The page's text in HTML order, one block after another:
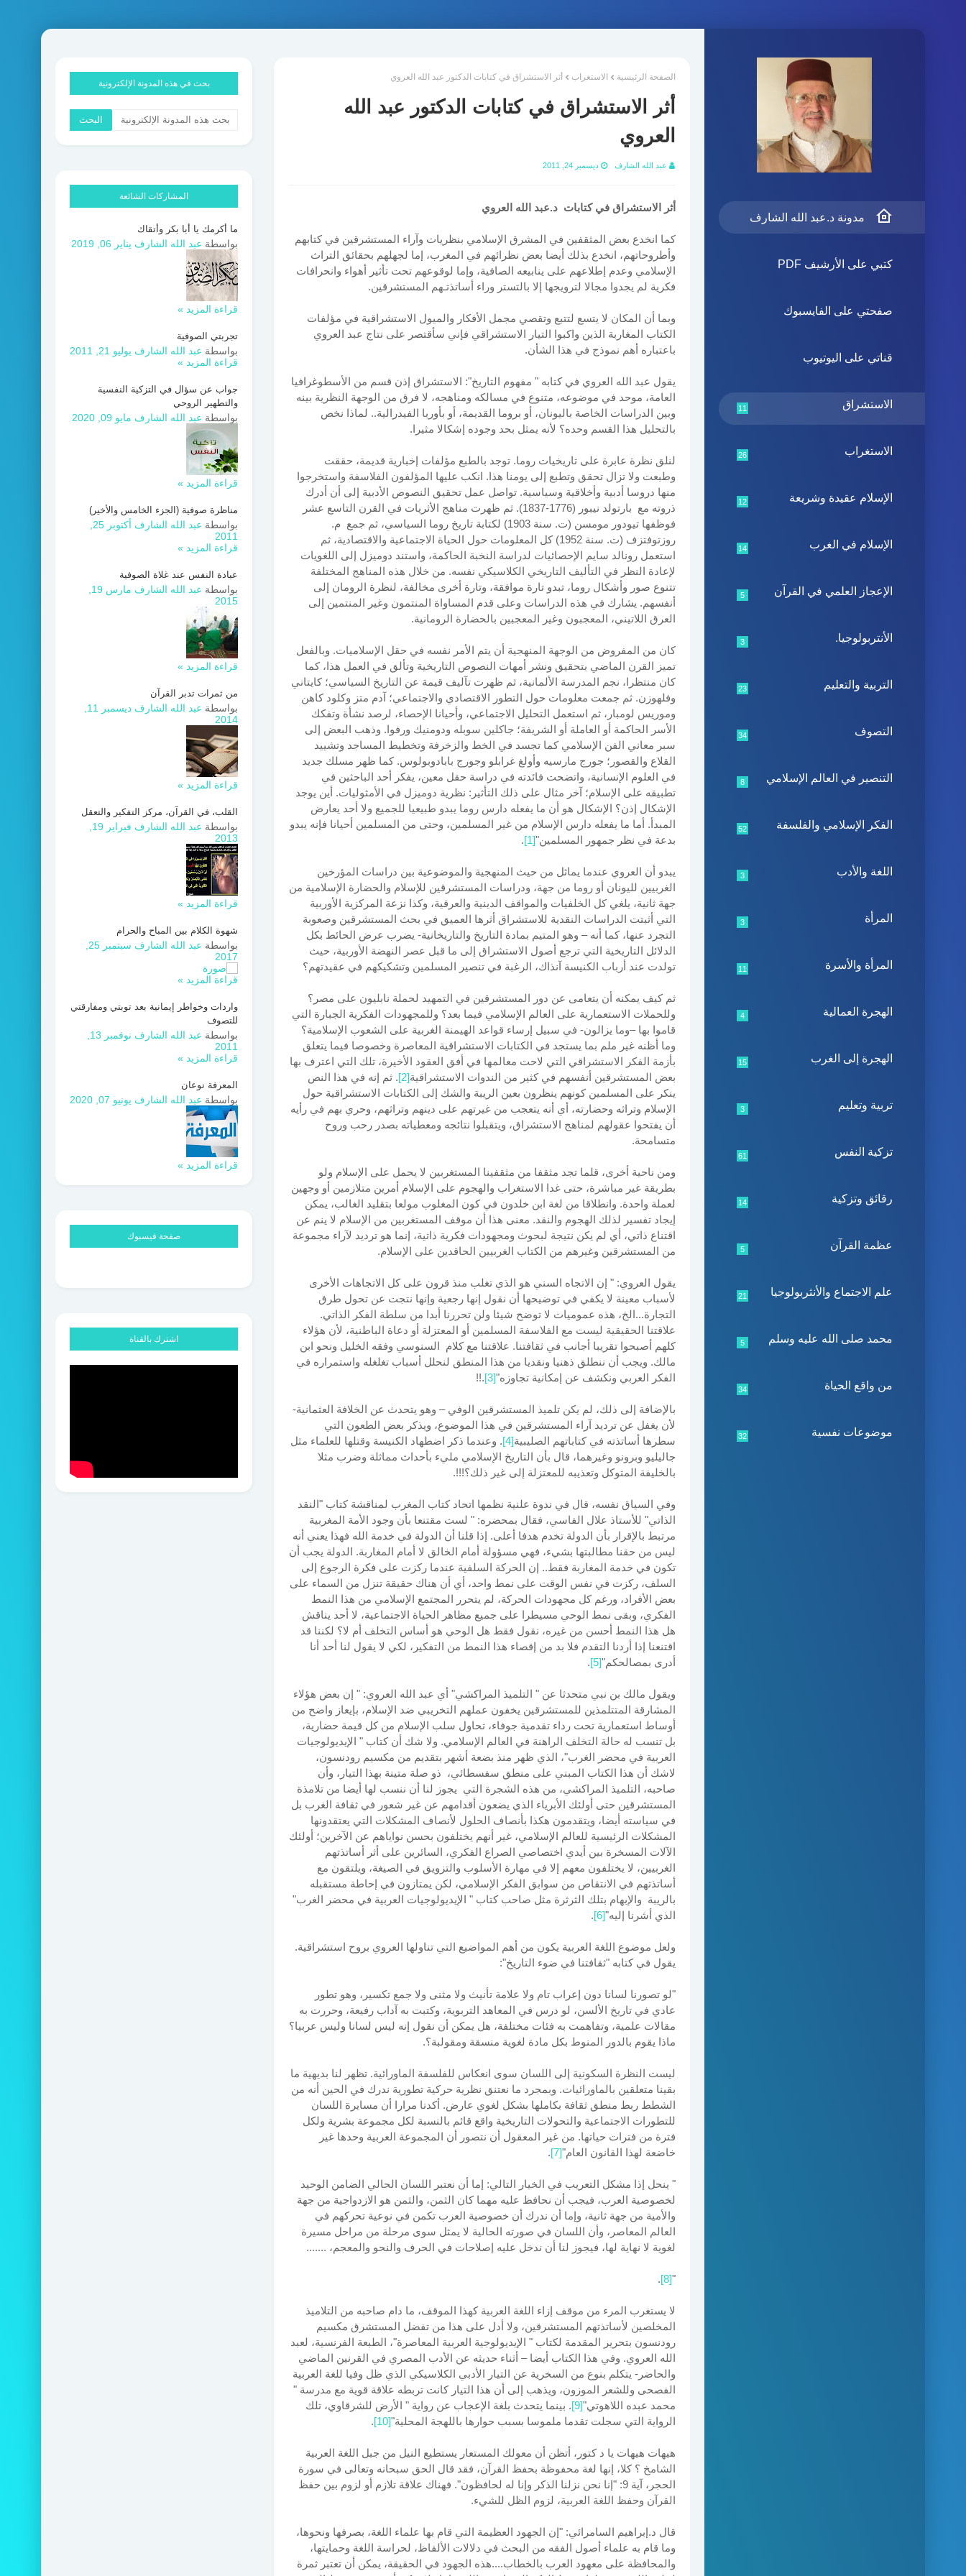
مدونة د.عبد الله الشارف
كتبي على الأرشيف PDF
صفحتي على الفايسبوك
قناتي على اليوتيوب
الاستشراق 11
الاستغراب 26
الإسلام عقيدة وشريعة 12
الإسلام في الغرب 14
الإعجاز العلمي في القرآن 5
الأنتربولوجيا. 3
التربية والتعليم 23
التصوف 34
التنصير في العالم الإسلامي 8
الفكر الإسلامي والفلسفة 52
اللغة والأدب 3
المرأة 3
المرأة والأسرة 11
الهجرة العمالية 4
الهجرة إلى الغرب 15
تربية وتعليم 3
تزكية النفس 61
رقائق وتزكية 14
عظمة القرآن 5
علم الاجتماع والأنثربولوجيا 21
محمد صلى الله عليه وسلم 5
من واقع الحياة 34
موضوعات نفسية 32
الصفحة الرئيسية الاستغراب أثر الاستشراق في كتابات الدكتور عبد الله العروي
أثر الاستشراق في كتابات الدكتور عبد الله
العروي
عبد الله الشارف ديسمبر 24, 2011
أثر الاستشراق في كتابات د.عبد الله العروي
كما انخدع بعض المثقفين في المشرق الإسلامي بنظريات وآراء المستشرقين في كتابهم
وأطروحاتهم، انخدع بذلك أيضا بعض نظرائهم في المغرب، إما لجهلهم بحقائق التراث
الإسلامي وعدم إطلاعهم على ينابيعه الصافية، وإما لوقوعهم تحت تأثير أهواء وانحرافات
فكرية لم يجدوا مجالا لترويجها إلا بالتستر وراء أساتذتـهم المستشرقين.
وبما أن المكان لا يتسع لتتبع وتقصي مجمل الأفكار والميول الاستشراقية في مؤلفات
الكتاب المغاربة الذين واكبوا التيار الاستشراقي فإني سأقتصر على نتاج عبد العروي
باعتباره أهم نموذج في هذا الشأن.
يقول عبد الله العروي في كتابه " مفهوم التاريخ": الاستشراق إذن قسم من الأسطوغرافيا
العامة، موحد في موضوعه، متنوع في مسالكه ومناهجه، لا فرق من الوجهة النظرية بينه
وبين الدراسات الخاصة باليونان، أو بروما القديمة، أو بأوربا الفيدرالية.. لماذا نخص
بالتحليل هذا القسم وحده؟ لأنه يمثل بحد وجوده إشكالا مثيرا.
لنلق نظرة عابرة على تاريخيات روما. توجد بالطبع مؤلفات إخبارية قديمة، حققت
وطبعت ولا تزال تحقق وتطبع إلى يومنا هذا. انكب عليها المؤلفون الفلاسفة واستخرجوا
منها دروسا أدبية وأخلاقية وسياسية. تواصل عمل تحقيق النصوص الأدبية إلى أن أدرك
ذروته مع بارتولد نيبور (1776-1837). ثم ظهرت مناهج الأثريات في القرن التاسع عشر
فوظفها تيودور مومسن (ت. سنة 1903) لكتابة تاريخ روما السياسي، ثم جمع م.
روزتوفتزف (ت. سنة 1952) كل المعلومات حول الحياة الاجتماعية والاقتصادية، ثم
استعمل رونالد سايم الإحصائيات لدراسة النخبة الحاكمة، واستند دوميزل إلى اللغويات
لإعادة النظر في التأليف التاريخي الكلاسيكي نفسه. من خلال هذه المناهج المختلفة
تتنوع صور وأشكال روما، تبدو تارة موافقة، وتارة أخرى مخالفة، لنظرة الرومان إلى
أنفسهم. يشارك في هذه الدراسات وعلى قدم المساواة المنتمون وغير المنتمين إلى
العرق اللاتيني، المعجبون وغير المعجبين بالحضارة الرومانية.
كان من المفروض من الوجهة المنهجية أن يتم الأمر نفسه في حقل الإسلاميات. وبالفعل
تميز القرن الماضي بتحقيق ونشر أمهات النصوص التاريخية وتألق في العمل هذا، كما
كان منتظرا، نجم المدرسة الألمانية، ثم ظهرت تآليف قيمة عن التاريخ السياسي؛ كايتاني
وفلهوزن. ثم جمعت معلومات حول التطور الاقتصادي والاجتماعي؛ آدم متز وكلود كاهن
وموريس لومبار، ثم استعمل التحليل الاجتماعي، وأحيانا الإحصاء، لرصد نشأة وتفكك
الأسر الحاكمة أو العاملة أو الشريفة؛ جاكلين سوبله ودومنيك ورفوا. وذهب البعض إلى
سبر معاني الفن الإسلامي كما تجسد في الخط والزخرفة وتخطيط المساجد وتشييد
القلاع والقصور؛ جورج مارسيه وأولغ غرابلو وجورج بابادوبولوس. كما ظهر مسلك جديد
في العلوم الإنسانية، واتضحت فائدته في دراسة حقل معين، يفكر أحد الباحثين في
تطبيقه على الإسلام؛ آخر مثال على ذلك التأثير: نظرية دوميزل في الأمثوليات. أين يوجد
الإشكال إذن؟ الإشكال هو أن ما يفعله دارس روما يبدو طبيعيا للجميع ولا أحد يعارض
المبدأ. أما ما يفعله دارس الإسلام من غير المسلمين، وحتى من المسلمين أحيانا فإنه يبدو
بدعة في نظر جمهور المسلمين"[1]
.
يبدو أن العروي عندما يماثل من حيث المنهجية والموضوعية بين دراسات المؤرخين
الغربيين لليونان أو روما من جهة، ودراسات المستشرقين للإسلام والحضارة الإسلامية من
جهة ثانية، يلغي كل الخلفيات والمواقف الدينية والعرقية، وكذا نزعة المركزية الأوربية
التي أثبتت الدراسات النقدية للاستشراق أثرها العميق في بحث المستشرقين وصعوبة
التجرد عنها، كما أنه – وهو المتيم بمادة التاريخ والتاريخانية- يضرب عرض الحائط بكل
الدلائل التاريخية التي ترجع أصول الاستشراق إلى ما قبل عصر النهضة الأوربية، حيث
تولدت عند أرباب الكنيسة آنذاك، الرغبة في تنصير المسلمين وتشكيكهم في عقيدتهم؟
ثم كيف يمكنه أن يتعامى عن دور المستشرقين في التمهيد لحملة نابليون على مصر؟
وللحملات الاستعمارية على العالم الإسلامي فيما بعد؟ وللمجهودات الفكرية الجبارة التي
قاموا بها –وما يزالون- في سبيل إرساء قواعد الهيمنة الغربية على الشعوب الإسلامية؟
وما أظنه غير ملم بما يستجد في الكتابات الاستشراقية المعاصرة وخصوصا فيما يتعلق
بأزمة الفكر الاستشراقي التي لاحت معالمها في أفق العقود الأخيرة، تلك التي اعترف بها
بعض المستشرقين أنفسهم في كثير من الندوات الاستشراقية[2]
. ثم إنه في هذا النص
ينكر على المسلمين كونهم ينظرون بعين الريبة والشك إلى الكتابات الاستشراقية حول
الإسلام وتراثه وحضارته، أي أنه يتعجب من غيرتهم على دينهم وتراثهم، وحري بهم في رأيه
أن يفتحوا عقولهم لمناهج الاستشراق، ويتقبلوا نتائجه ومعطياته بصدر رحب وروح
متسامحة.
ومن ناحية أخرى، قلما تجد مثقفا من مثقفينا المستغربين لا يحمل على الإسلام ولو
بطريقة غير مباشرة، حتى غدا الاستغراب والهجوم على الإسلام أمرين متلازمين أو وجهين
لعملة واحدة. وانطلاقا من لغة ابن خلدون في كون المغلوب مولعا بتقليد الغالب، يمكن
إيجاد تفسير لذلك الهجوم والنقد. معنى هذا أن موقف المستغربين من الإسلام لا ينم عن
اقتناع ذاتي، أي لم يكن نتيجة لبحوث ومجهودات فكرية ذاتية، إنما هو ترديد لآراء مجموعة
من المستشرقين وغيرهم من الكتاب الغربيين الحاقدين على الإسلام.
يقول العروي: " إن الاتجاه السني هو الذي تغلب منذ قرون على كل الاتجاهات الأخرى
لأسباب معينة لا يكفي في توضيحها أن نقول إنها رجعية وإنها نتجت عن تحول طرق
التجارة...الخ، هذه عموميات لا توضح شيئا ولن تحررنا أبدا من سلطة الفكر الذاتي.
علاقتنا الحقيقية ليست مع الفلاسفة المسلمين أو المعتزلة أو دعاة الباطنية، لأن هؤلاء
كلهم أصبحوا تقريبا أجانب في ثقافتنا. علاقتنا مع كلام السنوسي وفقه الخليل ونحو ابن
مالك. ويجب أن ننطلق ذهنيا ونقديا من هذا المنطق لنحلل أسباب تغلغله واستمراره في
الفكر العربي ونكشف عن إمكانية تجاوزه"[3]
.!!
بالإضافة إلى ذلك، لم يكن تلميذ المستشرقين الوفي – وهو يتحدث عن الخلافة العثمانية-
لأن يغفل عن ترديد آراء المستشرقين في هذا الموضوع، ويذكر بعض الطعون التي
سطرها أساتذته في كتاباتهم الصليبية[4]
. وعندما ذكر اضطهاد الكنيسة وقتلها للعلماء مثل
جاليليو وبرونو وغيرهما، قال بأن التاريخ الإسلامي مليء بأحداث مماثلة وضرب مثلا
بالخليفة المتوكل وتعذيبه للمعتزلة إلى غير ذلك؟!!!.
وفي السياق نفسه، قال في ندوة علنية نظمها اتحاد كتاب المغرب لمناقشة كتاب "النقد
الذاتي" للأستاذ علال الفاسي، فقال بمحضره: " لست مقتنعا بأن وجود الأمة المغربية
مرتبط بالإقرار بأن الدولة تخدم هدفا أعلى. إذا قلنا أن الدولة في خدمة الله فهذا يعني أنه
ليس من حقنا مطالبتها بشيء، فهي مسؤولة أمام الخالق لا أمام المغاربة. الدولة يجب أن
تكون في خدمة المغاربة فقط.. إن الحركة السلفية عندما ركزت على فكرة الرجوع إلى
السلف، ركزت في نفس الوقت على نمط واحد، أي أن هناك حقيقة تنزل من السماء على
بعض الأفراد، ورغم كل مجهودات الحركة، لم يتحرر المجتمع الإسلامي من هذا النمط
الفكري، وبقى نمط الوحي مسيطرا على جميع مظاهر الحياة الاجتماعية، لا أحد يناقش
هل هذا النمط أحسن من غيره، نقول فقط هل الوحي هو أساس التخلف أم لا؟ لكننا قد
اقتنعنا إذا أردنا التقدم فلا بد من إقصاء هذا النمط من التفكير، لكي لا يقول لنا أحد أنا
أدرى بمصالحكم"[5]
.
ويقول مالك بن نبي متحدثا عن " التلميذ المراكشي" أي عبد الله العروي: " إن بعض هؤلاء
المشارقة المتتلمذين للمستشرقين يخفون عملهم التخريبي ضد الإسلام، بإيعاز واضح من
أوساط استعمارية تحت رداء تقدمية جوفاء، تحاول سلب الإسلام من كل قيمة حضارية،
بل تنسب له حالة التخلف الراهنة في العالم الإسلامي. ولا شك أن كتاب " الإيديولوجيات
العربية في محضر الغرب"، الذي ظهر منذ بضعة أشهر بتقديم من مكسيم رودنسون،
لاشك أن هذا الكتاب المبني على منطق سفسطائي، ذو صلة متينة بهذا التيار، وأن
صاحبه، التلميذ المراكشي، من هذه الشجرة التي يجوز لنا أن ننسب لها أيضا من تلامذة
المستشرقين حتى أولئك الأبرياء الذي يضعون أقدامهم عن غير شعور في ثقافة الغرب بل
في سياسته أيضا، ويتقدمون هكذا بأنصاف الحلول لأنصاف المشكلات التي يعتقدونها
المشكلات الرئيسية للعالم الإسلامي، غير أنهم يختلفون بحسن نواياهم عن الآخرين؛ أولئك
الآلات المسخرة بين أيدي اختصاصي الصراع الفكري، السائرين على أثر أساتذتهم
الغربيين، لا يختلفون معهم إلا في مهارة الأسلوب والتزويق في الصيغة، ويلتقون مع
أساتذتهم في الانتقاص من سوابق الفكر الإسلامي، لكن يمتازون في إحاطة مستقبله
بالريبة والإبهام بتلك الثرثرة مثل صاحب كتاب " الإيديولوجيات العربية في محضر الغرب"
الذي أشرنا إليه"[6]
.
ولعل موضوع اللغة العربية يكون من أهم المواضيع التي تناولها العروي بروح استشراقية.
يقول في كتابه "ثقافتنا في ضوء التاريخ":
"لو تصورنا لسانا دون إعراب تام ولا علامة تأنيث ولا مثنى ولا جمع تكسير، وهو تطور
عادي في تاريخ الألسن، لو درس في المعاهد التربوية، وكتبت به آداب رفيعة، وحررت به
مقالات علمية، وتفاهمت به فئات مختلفة، هل يمكن أن نقول إنه ليس لسانا وليس عربيا؟
ماذا يقوم بالدور المنوط بكل مادة لغوية منسقة ومقولبة؟.
ليست النظرة السكونية إلى اللسان سوى انعكاس للفلسفة الماورائية. تظهر لنا بديهية ما
بقينا متعلقين بالماورائيات. وبمجرد ما نعتنق نظرية حركية تطورية ندرك في الحين أنه من
الشطط ربط منطق ثقافة بكاملها بشكل لغوي عارض. أكدنا مرارا أن مسايرة اللسان
للتطورات الاجتماعية والتحولات التاريخية واقع قائم بالنسبة لكل مجموعة بشرية ولكل
فترة من فترات حياتها. من غير المعقول أن نتصور أن المجموعة العربية وحدها غير
خاضعة لهذا القانون العام"[7]
.
" ينحل إذا مشكل التعريب في الخيار التالي: إما أن نعتبر اللسان الحالي الضامن الوحيد
لخصوصية العرب، فيجب أن نحافظ عليه مهما كان الثمن، والثمن هو الازدواجية من جهة
والأمية من جهة ثانية، وإما أن ندرك أن خصوصية العرب تكمن في نوعية تحركهم في
العالم المعاصر، وأن اللسان في صورته الحالية لا يمثل سوى مرحلة من مراحل مسيرة
لغوية لا نهاية لها، فيجوز لنا أن ندخل عليه إصلاحات في الحرف والنحو والمعجم، .......
"
[8]
.
لا يستغرب المرء من موقف إزاء اللغة العربية كهذا الموقف، ما دام صاحبه من التلاميذ
المخلصين لأساتذتهم المستشرقين، ولا أدل على هذا من تفضل المستشرق مكسيم
رودنسون بتحرير المقدمة لكتاب " الإيديولوجية العربية المعاصرة"، الطبعة الفرنسية، لعبد
الله العروي. وفي هذا الكتاب أيضا – أثناء حديثه عن الأدب المصري في القرنين الماضي
والحاضر- يتكلم بنوع من السخرية عن التيار الأدبي الكلاسيكي الذي ظل وفيا للغة العربية
الفصحى وللشعر الموزون، ويذهب إلى أن هذا التيار كانت تربطه علاقة قوية مع مدرسة "
محمد عبده اللاهوتي"[9]
. بينما يتحدث بلغة الإعجاب عن رواية " الأرض للشرقاوي، تلك
الرواية التي سجلت تقدما ملموسا بسبب حوارها باللهجة المحلية"[10]
.
هيهات هيهات يا د كتور، أتظن أن معولك المستعار يستطيع النيل من جبل اللغة العربية
الشامخ ؟ كلا، إنها لغة محفوظة بحفظ القرآن، فقد قال الحق سبحانه وتعالى في سورة
الحجر، آية 9: "إنا نحن نزلنا الذكر وإنا له لحافظون". فهناك علاقة تلازم أو لزوم بين حفظ
القرآن وحفظ اللغة العربية، لزوم الظل للشيء.
قال د.إبراهيم السامرائي: "إن الجهود العظيمة التي قام بها علماء اللغة، بصرفها ونحوها،
وما قام به علماء أصول الفقه من البحث في دلالات الألفاظ، لحراسة اللغة وحمايتها،
والمحافظة على معهود العرب بالخطاب....هذه الجهود في الحقيقة، يمكن أن تعتبر ثمرة
بحث في هذه المدونة الإلكترونية
المشاركات الشائعة
ما أكرمك يا أبا بكر وأتقاك
بواسطة عبد الله الشارف يناير 06, 2019
قراءة المزيد »
تجربتي الصوفية
بواسطة عبد الله الشارف يوليو 21, 2011
قراءة المزيد »
جواب عن سؤال في التزكية النفسية
والتطهير الروحي
بواسطة عبد الله الشارف مايو 09, 2020
قراءة المزيد »
مناظرة صوفية (الجزء الخامس والأخير)
بواسطة عبد الله الشارف
2011
قراءة المزيد »
عبادة النفس عند غلاة الصوفية
بواسطة عبد الله الشارف
2015
قراءة المزيد »
من ثمرات تدبر القرآن
بواسطة عبد الله الشارف
2014
قراءة المزيد »
القلب، في القرآن، مركز التفكير والتعقل
بواسطة عبد الله الشارف
2013
قراءة المزيد »
شهوة الكلام بين المباح والحرام
بواسطة عبد الله الشارف
2017
قراءة المزيد »
واردات وخواطر إيمانية بعد توبتي ومفارقتي
للتصوف
بواسطة عبد الله الشارف
2011
قراءة المزيد »
المعرفة نوعان
بواسطة عبد الله الشارف يونيو 07, 2020
قراءة المزيد »
صفحة فيسبوك
اشترك بالقناة